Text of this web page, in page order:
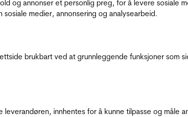
og annonser et personlig preg, for å levere
medier, annonsering og analysearbeid.
brukbart ved at grunnleggende funksjoner
leverandøren, innhentes for å kunne tilpasse og måle